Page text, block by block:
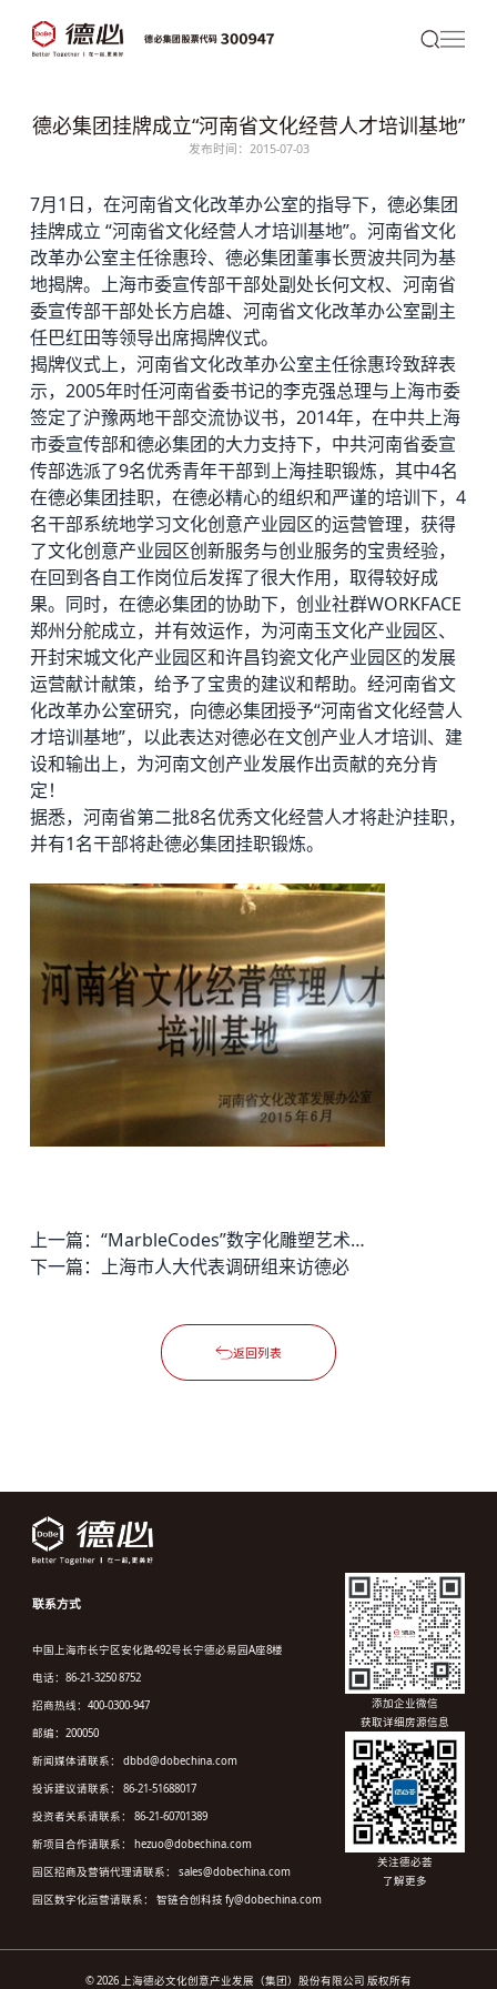
德必集团挂牌成立“河南省文化经营人才培训基地”
发布时间：2015-07-03
7月1日，在河南省文化改革办公室的指导下，德必集团
挂牌成立 “河南省文化经营人才培训基地”。河南省文化
改革办公室主任徐惠玲、德必集团董事长贾波共同为基
地揭牌。上海市委宣传部干部处副处长何文权、河南省
委宣传部干部处长方启雄、河南省文化改革办公室副主
任巴红田等领导出席揭牌仪式。
揭牌仪式上，河南省文化改革办公室主任徐惠玲致辞表
示，2005年时任河南省委书记的李克强总理与上海市委
签定了沪豫两地干部交流协议书，2014年，在中共上海
市委宣传部和德必集团的大力支持下，中共河南省委宣
传部选派了9名优秀青年干部到上海挂职锻炼，其中4名
在德必集团挂职，在德必精心的组织和严谨的培训下，4
名干部系统地学习文化创意产业园区的运营管理，获得
了文化创意产业园区创新服务与创业服务的宝贵经验，
在回到各自工作岗位后发挥了很大作用，取得较好成
果。同时，在德必集团的协助下，创业社群WORKFACE
郑州分舵成立，并有效运作，为河南玉文化产业园区、
开封宋城文化产业园区和许昌钧瓷文化产业园区的发展
运营献计献策，给予了宝贵的建议和帮助。经河南省文
化改革办公室研究，向德必集团授予“河南省文化经营人
才培训基地”，以此表达对德必在文创产业人才培训、建
设和输出上，为河南文创产业发展作出贡献的充分肯
定！
据悉，河南省第二批8名优秀文化经营人才将赴沪挂职，
并有1名干部将赴德必集团挂职锻炼。
上一篇：
“MarbleCodes”数字化雕塑艺术展在中意设计交流中心揭幕
下一篇： 上海市人大代表调研组来访德必
返回列表
联系方式
中国上海市长宁区安化路492号长宁德必易园A座8楼
电话：86-21-3250 8752
招商热线：400-0300-947
邮编：200050
新闻媒体请联系： dbbd@dobechina.com
投诉建议请联系： 86-21-51688017
投资者关系请联系： 86-21-60701389
新项目合作请联系： hezuo@dobechina.com
园区招商及营销代理请联系： sales@dobechina.com
园区数字化运营请联系： 智链合创科技 fy@dobechina.com
添加企业微信
获取详细房源信息
关注德必荟
了解更多
© 2026 上海德必文化创意产业发展（集团）股份有限公司 版权所有